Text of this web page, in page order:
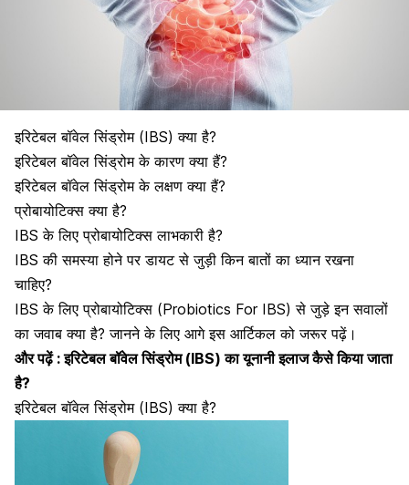
इरिटेबल बॉवेल सिंड्रोम (IBS) क्या है?
इरिटेबल बॉवेल सिंड्रोम के कारण क्या हैं?
इरिटेबल बॉवेल सिंड्रोम के लक्षण क्या हैं?
प्रोबायोटिक्स क्या है?
IBS के लिए प्रोबायोटिक्स लाभकारी है?
IBS की समस्या होने पर डायट से जुड़ी किन बातों का ध्यान रखना
चाहिए?
IBS के लिए प्रोबायोटिक्स (Probiotics For IBS) ​से जुड़े इन सवालों
का जवाब क्या है? जानने के लिए आगे इस आर्टिकल को जरूर पढ़ें।
और पढ़ें :इरिटेबल बॉवेल सिंड्रोम (IBS) का यूनानी इलाज कैसे किया जाता
है?
इरिटेबल बॉवेल सिंड्रोम (IBS) क्या है?